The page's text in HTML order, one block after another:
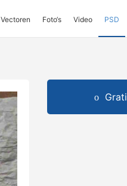
Vectoren Foto‘s Video PSD